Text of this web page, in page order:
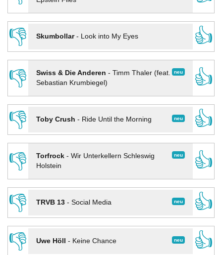
👎
Skumbollar- Look into My Eyes
👍
👎
neu
Swiss & Die Anderen - Timm Thaler (feat.
Sebastian Krumbiegel)
👍
👎
neu
Toby Crush - Ride Until the Morning
👍
👎
neu
Torfrock- Wir Unterkellern Schleswig
Holstein
👍
👎
neu
TRVB 13- Social Media
👍
👎
neu
Uwe Höll - Keine Chance
👍